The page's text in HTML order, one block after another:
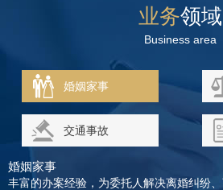
业务领域
Business area
婚姻家事
交通事故
婚姻家事
丰富的办案经验，为委托人解决离婚纠纷